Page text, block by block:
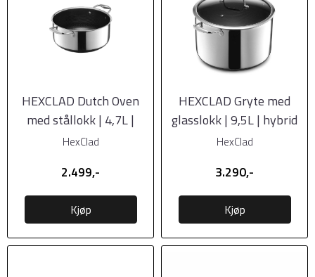
HEXCLAD Dutch Oven
med stållokk | 4,7L |
hybrid
HexClad
2.499,-
Kjøp
HEXCLAD Gryte med
glasslokk | 9,5L | hybrid
HexClad
3.290,-
Kjøp